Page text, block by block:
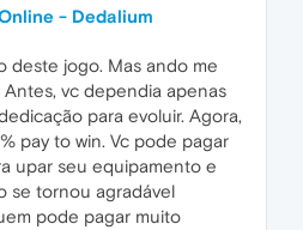
- Dedalium
deste jogo. Mas ando me
vc dependia apenas
para evoluir. Agora,
pay to win. Vc pode pagar
upar seu equipamento e
se tornou agradável
pode pagar muito